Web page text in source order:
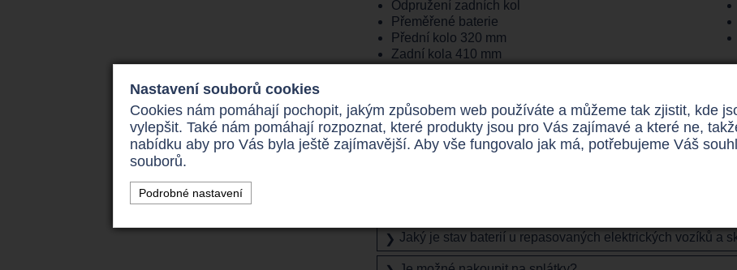
Odpružení zadních kol
Přeměřené baterie
Přední kolo 320 mm
Zadní kola 410 mm
Plynulá regulace rychlosti
Otočné sedadlo
Odklápěcí loketní opěrky
❯ Jaký je stav baterií u repasovaných elektrických vozíků a
Nastavení souborů cookies
Cookies nám pomáhají pochopit, jakým způsobem web používáte a můžeme tak zjistit, kde
vylepšit. Také nám pomáhají rozpoznat, které produkty jsou pro Vás zajímavé a které ne,
nabídku aby pro Vás byla ještě zajímavější. Aby vše fungovalo jak má, potřebujeme Váš
souborů.
Podrobné nastavení